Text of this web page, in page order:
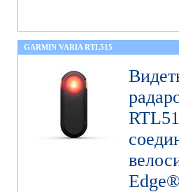
GARMIN VARIA RTL515